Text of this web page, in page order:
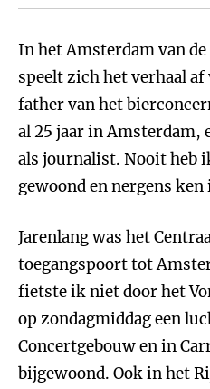
In het Amsterdam van
speelt zich het verhaal
father van het
al 25 jaar in Amsterdam,
als journalist. Nooit heb
gewoond en nergens ken
Jarenlang was het
toegangspoort tot
fietste ik niet door het
op zondagmiddag een
Concertgebouw en in
bijgewoond. Ook in het